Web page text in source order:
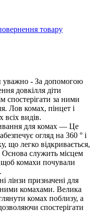
товару
уважно - За допомогою
довкілля діти
спостерігати за ними
Лов комах, пінцет і
всіх видів.
для комах — Це
огляд на 360 ° і
що легко відкривається,
Основа служить місцем
комахи почували
призначені для
комахами. Велика
комах поблизу, а
спостерігати